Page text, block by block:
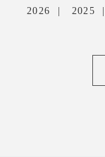
2026 2025